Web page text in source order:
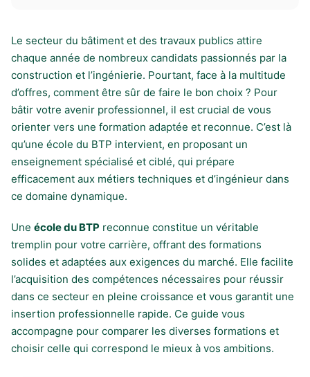
Le secteur du bâtiment et des travaux publics attire
chaque année de nombreux candidats passionnés par la
construction et l’ingénierie. Pourtant, face à la multitude
d’offres, comment être sûr de faire le bon choix ? Pour
bâtir votre avenir professionnel, il est crucial de vous
orienter vers une formation adaptée et reconnue. C’est là
qu’une école du BTP intervient, en proposant un
enseignement spécialisé et ciblé, qui prépare
efficacement aux métiers techniques et d’ingénieur dans
ce domaine dynamique.
Une école du BTP reconnue constitue un véritable
tremplin pour votre carrière, offrant des formations
solides et adaptées aux exigences du marché. Elle facilite
l’acquisition des compétences nécessaires pour réussir
dans ce secteur en pleine croissance et vous garantit une
insertion professionnelle rapide. Ce guide vous
accompagne pour comparer les diverses formations et
choisir celle qui correspond le mieux à vos ambitions.